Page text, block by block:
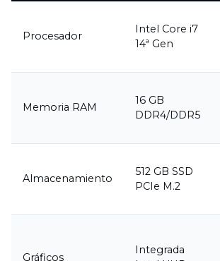
Procesador
Intel Core i7
14ª Gen
Memoria RAM
16 GB
DDR4/DDR5
Almacenamiento
512 GB SSD
PCIe M.2
Gráficos
Integrada